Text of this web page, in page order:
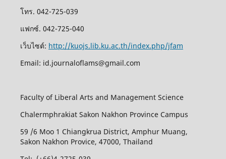
โทร. 042-725-039
แฟกซ์. 042-725-040
เว็บไซต์: http://kuojs.lib.ku.ac.th/index.php/jfam
Email: id.journaloflams@gmail.com
Faculty of Liberal Arts and Management Science
Chalermphrakiat Sakon Nakhon Province Campus
59 /6 Moo 1 Chiangkrua District, Amphur Muang,
Sakon Nakhon Provice, 47000, Thailand